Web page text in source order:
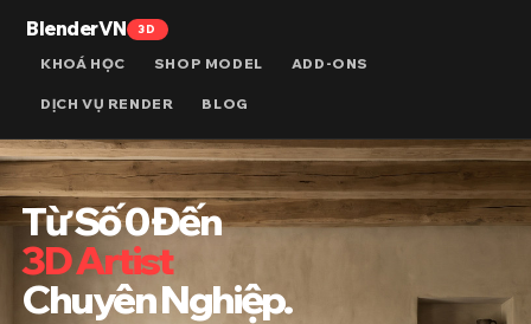
BlenderVN 3D
KHOÁ HỌC SHOP MODEL ADD-ONS
DỊCH VỤ RENDER BLOG
Từ Số 0 Đến
3D Artist
Chuyên Nghiệp.